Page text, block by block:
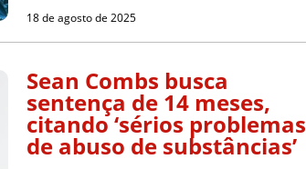
18 de agosto de 2025
Sean Combs busca
sentença de 14 meses,
citando ‘sérios problemas
de abuso de substâncias’